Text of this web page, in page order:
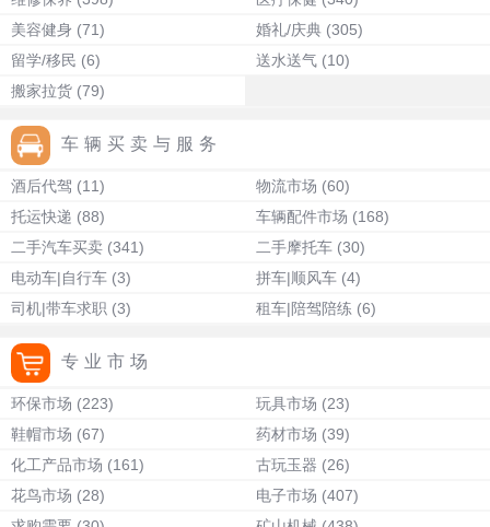
美容健身 (71) 婚礼/庆典 (305)
留学/移民 (6) 送水送气 (10)
搬家拉货 (79)
车辆买卖与服务
酒后代驾 (11) 物流市场 (60)
托运快递 (88) 车辆配件市场 (168)
二手汽车买卖 (341) 二手摩托车 (30)
电动车|自行车 (3) 拼车|顺风车 (4)
司机|带车求职 (3) 租车|陪驾陪练 (6)
专业市场
环保市场 (223) 玩具市场 (23)
鞋帽市场 (67) 药材市场 (39)
化工产品市场 (161) 古玩玉器 (26)
花鸟市场 (28) 电子市场 (407)